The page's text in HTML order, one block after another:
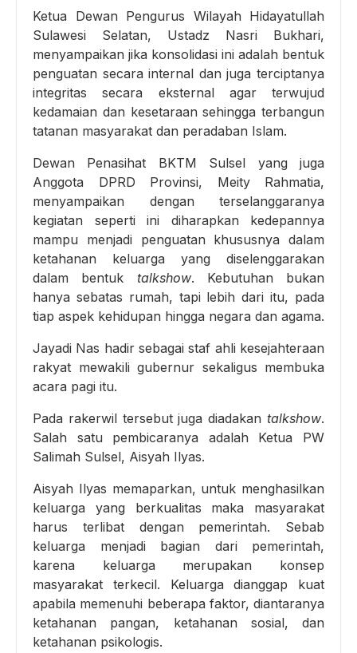
Ketua Dewan Pengurus Wilayah Hidayatullah
Sulawesi Selatan, Ustadz Nasri Bukhari,
menyampaikan jika konsolidasi ini adalah bentuk
penguatan secara internal dan juga terciptanya
integritas secara eksternal agar terwujud
kedamaian dan kesetaraan sehingga terbangun
tatanan masyarakat dan peradaban Islam.
Dewan Penasihat BKTM Sulsel yang juga
Anggota DPRD Provinsi, Meity Rahmatia,
menyampaikan dengan terselanggaranya
kegiatan seperti ini diharapkan kedepannya
mampu menjadi penguatan khususnya dalam
ketahanan keluarga yang diselenggarakan
dalam bentuk talkshow. Kebutuhan bukan
hanya sebatas rumah, tapi lebih dari itu, pada
tiap aspek kehidupan hingga negara dan agama.
Jayadi Nas hadir sebagai staf ahli kesejahteraan
rakyat mewakili gubernur sekaligus membuka
acara pagi itu.
Pada rakerwil tersebut juga diadakan talkshow.
Salah satu pembicaranya adalah Ketua PW
Salimah Sulsel, Aisyah Ilyas.
Aisyah Ilyas memaparkan, untuk menghasilkan
keluarga yang berkualitas maka masyarakat
harus terlibat dengan pemerintah. Sebab
keluarga menjadi bagian dari pemerintah,
karena keluarga merupakan konsep
masyarakat terkecil. Keluarga dianggap kuat
apabila memenuhi beberapa faktor, diantaranya
ketahanan pangan, ketahanan sosial, dan
ketahanan psikologis.